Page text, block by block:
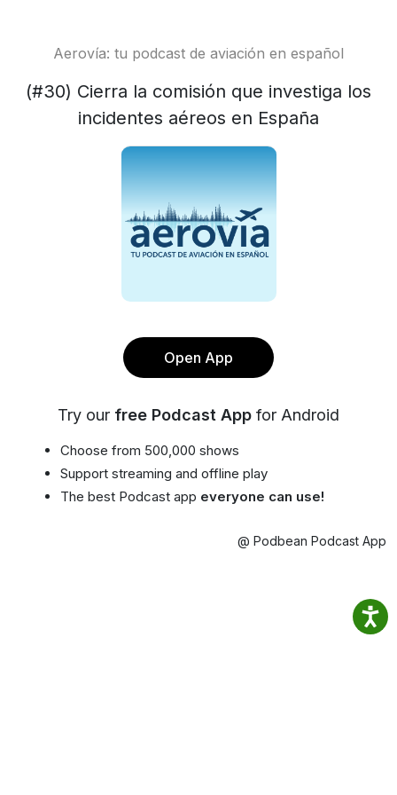
Aerovía: tu podcast de aviación en español
(#30) Cierra la comisión que investiga los
incidentes aéreos en España
Open App
Try our free Podcast App for Android
Choose from 500,000 shows
Support streaming and offline play
The best Podcast app everyone can use!
@ Podbean Podcast App